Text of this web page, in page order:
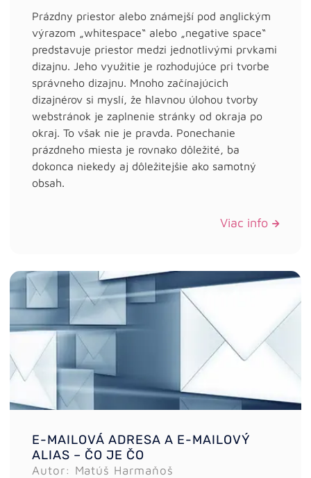
Prázdny priestor alebo známejší pod anglickým
výrazom „whitespace“ alebo „negative space“
predstavuje priestor medzi jednotlivými prvkami
dizajnu. Jeho využitie je rozhodujúce pri tvorbe
správneho dizajnu. Mnoho začínajúcich
dizajnérov si myslí, že hlavnou úlohou tvorby
webstránok je zaplnenie stránky od okraja po
okraj. To však nie je pravda. Ponechanie
prázdneho miesta je rovnako dôležité, ba
dokonca niekedy aj dôležitejšie ako samotný
obsah.
Viac info
E-MAILOVÁ ADRESA A E-MAILOVÝ
ALIAS – ČO JE ČO
Autor: Matúš Harmaňoš